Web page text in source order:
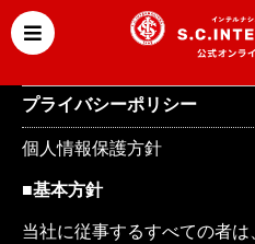
プライバシーポリシー
個人情報保護方針
■基本方針
当社に従事するすべての者